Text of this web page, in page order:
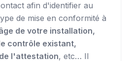
afin d'identifier au
de mise en conformité à
de votre installation,
contrôle existant,
l'attestation, etc… Il